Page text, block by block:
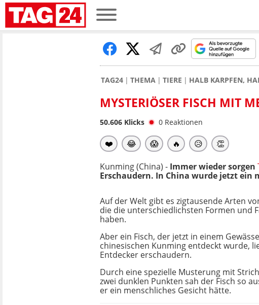
TAG24 THEMA TIERE HALB KARPFEN,
MYSTERIÖSER FISCH MIT
50.606 Klicks 0 Reaktionen
❤️ 😂 😱 🔥 😥 👏
Kunming (China) - Immer wieder sorgen
Erschaudern. In China wurde jetzt ein
Auf der Welt gibt es zigtausende Arten
die die unterschiedlichsten Formen und
haben.
Aber ein Fisch, der jetzt in einem
chinesischen Kunming entdeckt wurde,
Entdecker erschaudern.
Durch eine spezielle Musterung mit
zwei dunklen Punkten sah der Fisch so
er ein menschliches Gesicht hätte.